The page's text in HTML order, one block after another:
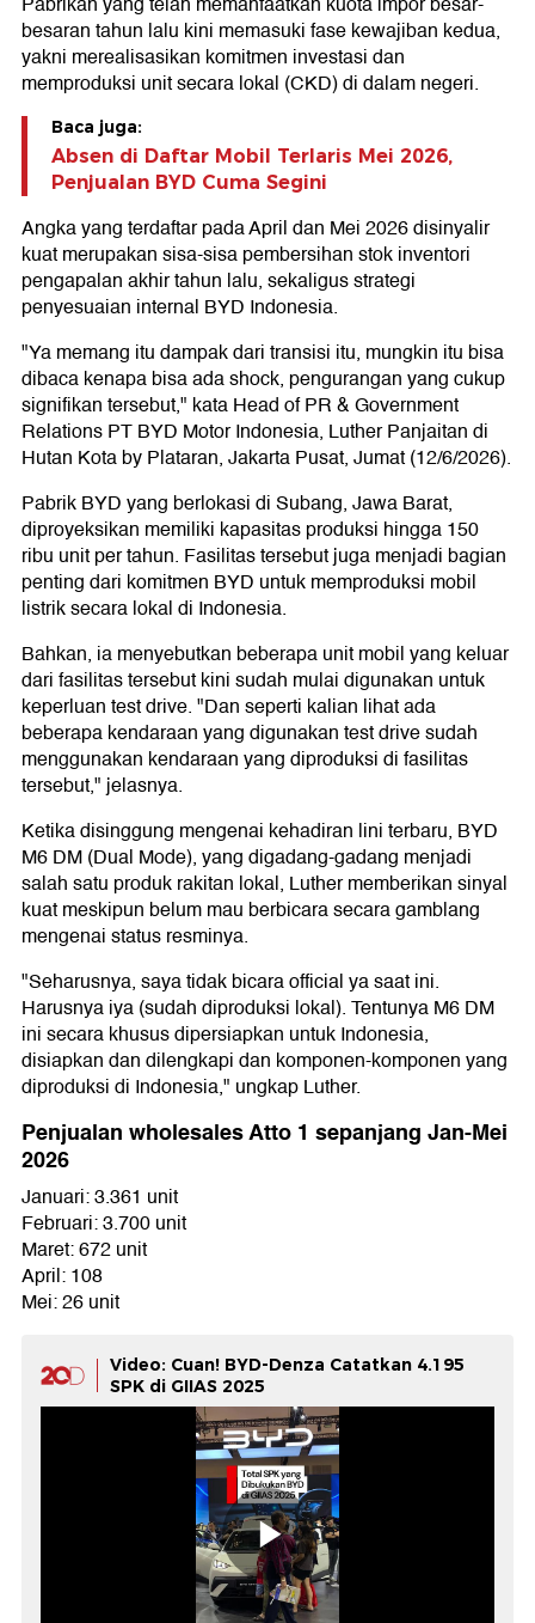
besaran tahun lalu kini memasuki fase kewajiban kedua,
yakni merealisasikan komitmen investasi dan
memproduksi unit secara lokal (CKD) di dalam negeri.
Baca juga:
Absen di Daftar Mobil Terlaris Mei 2026,
Penjualan BYD Cuma Segini
Angka yang terdaftar pada April dan Mei 2026 disinyalir
kuat merupakan sisa-sisa pembersihan stok inventori
pengapalan akhir tahun lalu, sekaligus strategi
penyesuaian internal BYD Indonesia.
"Ya memang itu dampak dari transisi itu, mungkin itu bisa
dibaca kenapa bisa ada shock, pengurangan yang cukup
signifikan tersebut," kata Head of PR & Government
Relations PT BYD Motor Indonesia, Luther Panjaitan di
Hutan Kota by Plataran, Jakarta Pusat, Jumat (12/6/2026).
Pabrik BYD yang berlokasi di Subang, Jawa Barat,
diproyeksikan memiliki kapasitas produksi hingga 150
ribu unit per tahun. Fasilitas tersebut juga menjadi bagian
penting dari komitmen BYD untuk memproduksi mobil
listrik secara lokal di Indonesia.
Bahkan, ia menyebutkan beberapa unit mobil yang keluar
dari fasilitas tersebut kini sudah mulai digunakan untuk
keperluan test drive. "Dan seperti kalian lihat ada
beberapa kendaraan yang digunakan test drive sudah
menggunakan kendaraan yang diproduksi di fasilitas
tersebut," jelasnya.
Ketika disinggung mengenai kehadiran lini terbaru, BYD
M6 DM (Dual Mode), yang digadang-gadang menjadi
salah satu produk rakitan lokal, Luther memberikan sinyal
kuat meskipun belum mau berbicara secara gamblang
mengenai status resminya.
"Seharusnya, saya tidak bicara official ya saat ini.
Harusnya iya (sudah diproduksi lokal). Tentunya M6 DM
ini secara khusus dipersiapkan untuk Indonesia,
disiapkan dan dilengkapi dan komponen-komponen yang
diproduksi di Indonesia," ungkap Luther.
Penjualan wholesales Atto 1 sepanjang Jan-Mei
2026
Januari: 3.361 unit
Februari: 3.700 unit
Maret: 672 unit
April: 108
Mei: 26 unit
Video: Cuan! BYD-Denza Catatkan 4.195
SPK di GIIAS 2025